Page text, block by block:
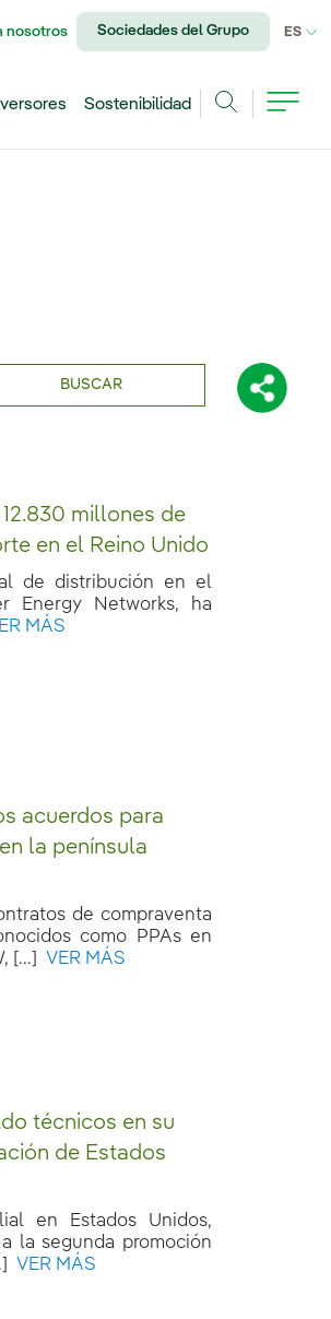
nosotros Sociedades del Grupo ES
Sostenibilidad
BUSCAR
millones de
en el Reino Unido
de distribución en el
Energy Networks, ha
MÁS
acuerdos para
la península
de compraventa
como PPAs en
[...]
VER MÁS
técnicos en su
de Estados
en Estados Unidos,
la segunda promoción
VER MÁS